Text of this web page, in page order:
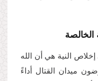
الخالصة
إخلاص النية هي أن الله
ميدان القتال أداءً